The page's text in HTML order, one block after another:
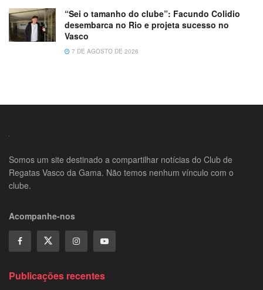
“Sei o tamanho do clube”: Facundo Colidio
desembarca no Rio e projeta sucesso no
Vasco
7 DE AGOSTO DE 2026
Somos um site destinado a compartilhar notícias do Club de
Regatas Vasco da Gama. Não temos nenhum vínculo com o
clube.
Acompanhe-nos
Publicações recentes